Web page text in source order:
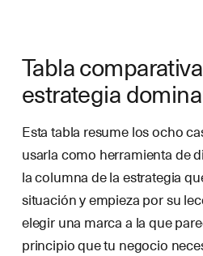
Tabla
estrategia
Esta tabla resume los ocho
usarla como herramienta de
la columna de la estrategia
situación y empieza por su
elegir una marca a la que
principio que tu negocio